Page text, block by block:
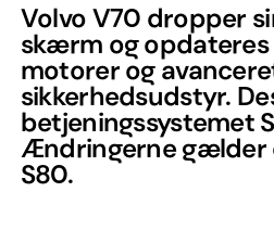
Volvo V70 dropper
skærm og
motorer og
sikkerhedsudstyr.
betjeningssystemet
Ændringerne gælder
S80.